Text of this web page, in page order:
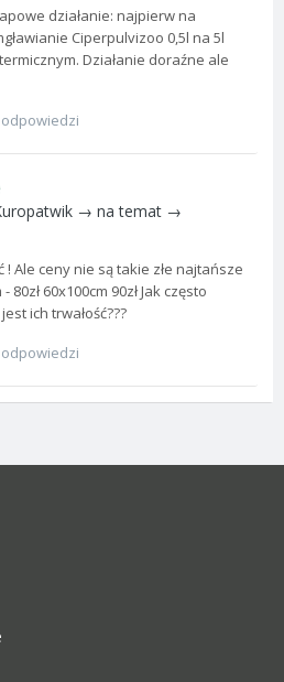
działanie: najpierw na
Ciperpulvizoo 0,5l na 5l
Działanie doraźne ale
odpowiedzi
→ na temat →
Ale ceny nie są takie złe najtańsze
60x100cm 90zł Jak często
ich trwałość???
odpowiedzi